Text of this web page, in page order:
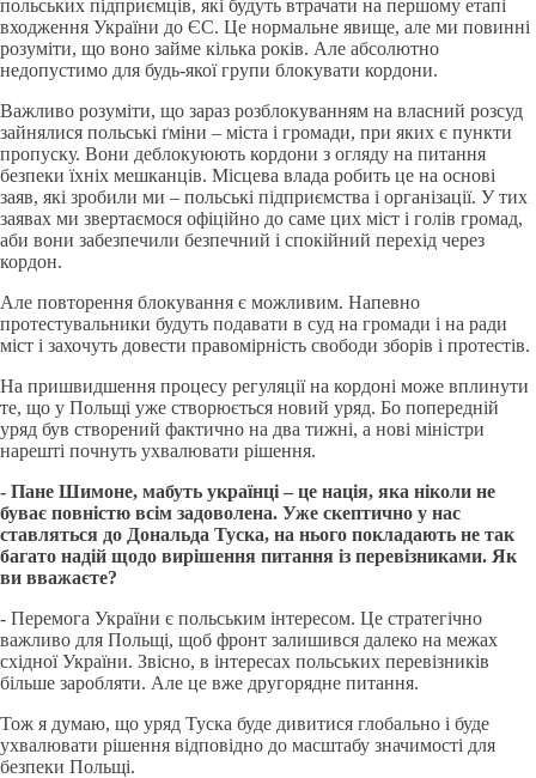
польських підприємців, які будуть втрачати на першому етапі
входження України до ЄС. Це нормальне явище, але ми повинні
розуміти, що воно займе кілька років. Але абсолютно
недопустимо для будь-якої групи блокувати кордони.
Важливо розуміти, що зараз розблокуванням на власний розсуд
зайнялися польські ґміни – міста і громади, при яких є пункти
пропуску. Вони деблокуюють кордони з огляду на питання
безпеки їхніх мешканців. Місцева влада робить це на основі
заяв, які зробили ми – польські підприємства і організації. У тих
заявах ми звертаємося офіційно до саме цих міст і голів громад,
аби вони забезпечили безпечний і спокійний перехід через
кордон.
Але повторення блокування є можливим. Напевно
протестувальники будуть подавати в суд на громади і на ради
міст і захочуть довести правомірність свободи зборів і протестів.
На пришвидшення процесу регуляції на кордоні може вплинути
те, що у Польщі уже створюється новий уряд. Бо попередній
уряд був створений фактично на два тижні, а нові міністри
нарешті почнуть ухвалювати рішення.
- Пане Шимоне, мабуть українці – це нація, яка ніколи не
буває повністю всім задоволена. Уже скептично у нас
ставляться до Дональда Туска, на нього покладають не так
багато надій щодо вирішення питання із перевізниками. Як
ви вважаєте?
- Перемога України є польським інтересом. Це стратегічно
важливо для Польщі, щоб фронт залишився далеко на межах
східної України. Звісно, в інтересах польських перевізників
більше заробляти. Але це вже другорядне питання.
Тож я думаю, що уряд Туска буде дивитися глобально і буде
ухвалювати рішення відповідно до масштабу значимості для
безпеки Польщі.